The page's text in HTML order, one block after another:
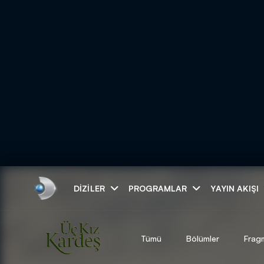
DIZILER PROGRAMLAR YAYIN AKIŞI
Tümü Bölümler